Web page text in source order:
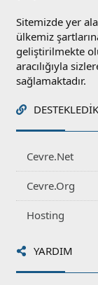
Sitemizde yer
ülkemiz
geliştirilmekte
aracılığıyla
sağlamaktadır.
Cevre.Net
Cevre.Org
Hosting
YARDIM